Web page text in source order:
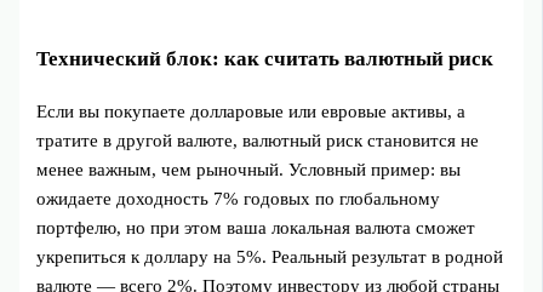
Технический блок: как считать валютный риск
Если вы покупаете долларовые или евровые активы, а
тратите в другой валюте, валютный риск становится не
менее важным, чем рыночный. Условный пример: вы
ожидаете доходность 7% годовых по глобальному
портфелю, но при этом ваша локальная валюта сможет
укрепиться к доллару на 5%. Реальный результат в родной
валюте — всего 2%. Поэтому инвестору из любой страны